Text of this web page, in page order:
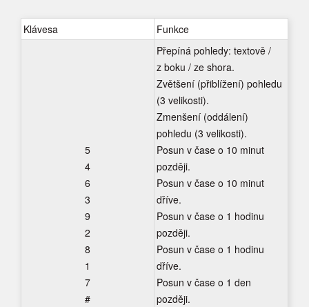
Klávesa Funkce
5
4
6
3
9
2
8
1
7
#
Přepíná pohledy: textově /
z boku / ze shora.
Zvětšení (přiblížení) pohledu
(3 velikosti).
Zmenšení (oddálení)
pohledu (3 velikosti).
Posun v čase o 10 minut
později.
Posun v čase o 10 minut
dříve.
Posun v čase o 1 hodinu
později.
Posun v čase o 1 hodinu
dříve.
Posun v čase o 1 den
později.